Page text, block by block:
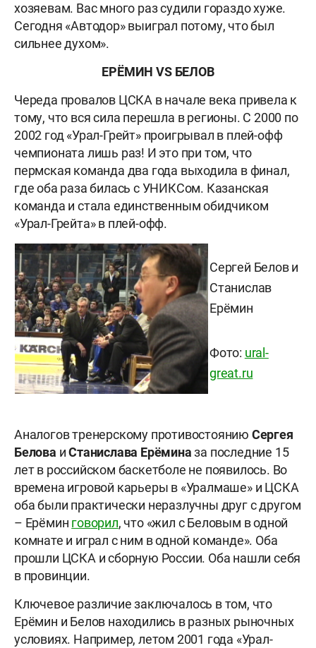
хозяевам. Вас много раз судили гораздо хуже.
Сегодня «Автодор» выиграл потому, что был
сильнее духом».
ЕРЁМИНVS БЕЛОВ
Череда провалов ЦСКА в начале века привела к
тому, что вся сила перешла в регионы. С 2000 по
2002 год «Урал-Грейт» проигрывал в плей-офф
чемпионата лишь раз! И это при том, что
пермская команда два года выходила в финал,
где оба раза билась с УНИКСом. Казанская
команда и стала единственным обидчиком
«Урал-Грейта» в плей-офф.
Сергей Белов и
Станислав
Ерёмин
Фото: ural-
great.ru
Аналогов тренерскому противостоянию Сергея
Белова иСтанислава Ерёминаза последние 15
лет в российском баскетболе не появилось. Во
времена игровой карьеры в «Уралмаше» и ЦСКА
оба были практически неразлучны друг с другом
– Ерёмин говорил, что «жил с Беловым в одной
комнате и играл с ним в одной команде». Оба
прошли ЦСКА и сборную России. Оба нашли себя
в провинции.
Ключевое различие заключалось в том, что
Ерёмин и Белов находились в разных рыночных
условиях. Например, летом 2001 года «Урал-